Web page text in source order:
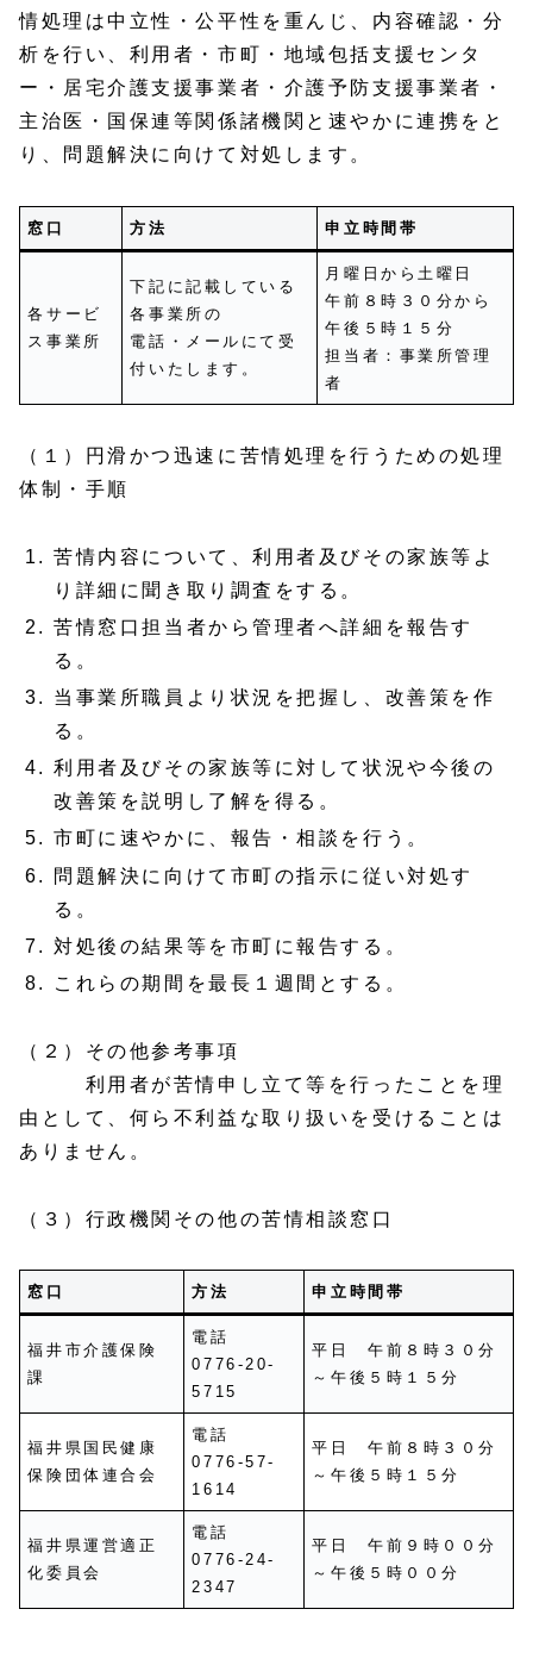
情処理は中立性・公平性を重んじ、内容確認・分
析を行い、利用者・市町・地域包括支援センタ
ー・居宅介護支援事業者・介護予防支援事業者・
主治医・国保連等関係諸機関と速やかに連携をと
り、問題解決に向けて対処します。
窓口 方法 申立時間帯
各サービ
ス事業所
下記に記載している
各事業所の
電話・メールにて受
付いたします。
月曜日から土曜日
午前８時３０分から
午後５時１５分
担当者：事業所管理
者
（１）円滑かつ迅速に苦情処理を行うための処理
体制・手順
苦情内容について、利用者及びその家族等よ
り詳細に聞き取り調査をする。
苦情窓口担当者から管理者へ詳細を報告す
る。
当事業所職員より状況を把握し、改善策を作
る。
利用者及びその家族等に対して状況や今後の
改善策を説明し了解を得る。
市町に速やかに、報告・相談を行う。
問題解決に向けて市町の指示に従い対処す
る。
対処後の結果等を市町に報告する。
これらの期間を最長１週間とする。
（２）その他参考事項
利用者が苦情申し立て等を行ったことを理
由として、何ら不利益な取り扱いを受けることは
ありません。
（３）行政機関その他の苦情相談窓口
窓口 方法 申立時間帯
福井市介護保険
課
電話
0776-20-
5715
平日 午前８時３０分
～午後５時１５分
福井県国民健康
保険団体連合会
電話
0776-57-
1614
平日 午前８時３０分
～午後５時１５分
福井県運営適正
化委員会
電話
0776-24-
2347
平日 午前９時００分
～午後５時００分